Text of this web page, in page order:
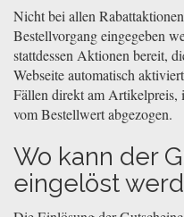
Nicht bei allen
Bestellvorgang eingegeben
stattdessen Aktionen bereit,
Webseite automatisch
Fällen direkt am Artikelpreis,
vom Bestellwert abgezogen.
Wo kann der
eingelöst